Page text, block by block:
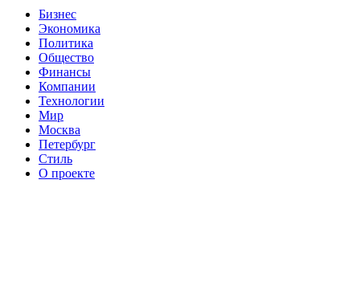
Бизнес
Экономика
Политика
Общество
Финансы
Компании
Технологии
Мир
Москва
Петербург
Стиль
О проекте